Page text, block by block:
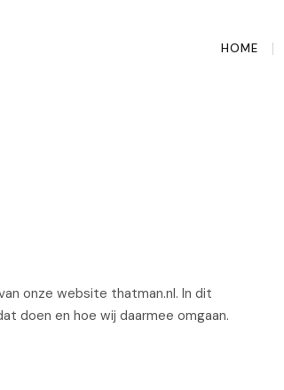
HOME
onze website thatman.nl. In dit
doen en hoe wij daarmee omgaan.